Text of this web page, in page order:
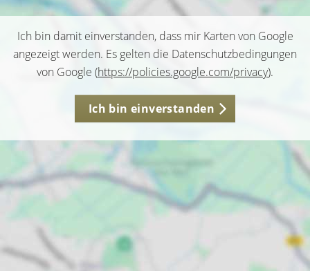
Ich bin damit einverstanden, dass mir Karten von Google
angezeigt werden. Es gelten die Datenschutzbedingungen
von Google (https://policies.google.com/privacy).
Ich bin einverstanden